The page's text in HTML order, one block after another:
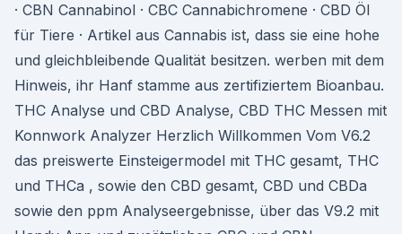
· CBN Cannabinol · CBC Cannabichromene · CBD Öl
für Tiere · Artikel aus Cannabis ist, dass sie eine hohe
und gleichbleibende Qualität besitzen. werben mit dem
Hinweis, ihr Hanf stamme aus zertifiziertem Bioanbau.
THC Analyse und CBD Analyse, CBD THC Messen mit
Konnwork Analyzer Herzlich Willkommen Vom V6.2
das preiswerte Einsteigermodel mit THC gesamt, THC
und THCa , sowie den CBD gesamt, CBD und CBDa
sowie den ppm Analyseergebnisse, über das V9.2 mit